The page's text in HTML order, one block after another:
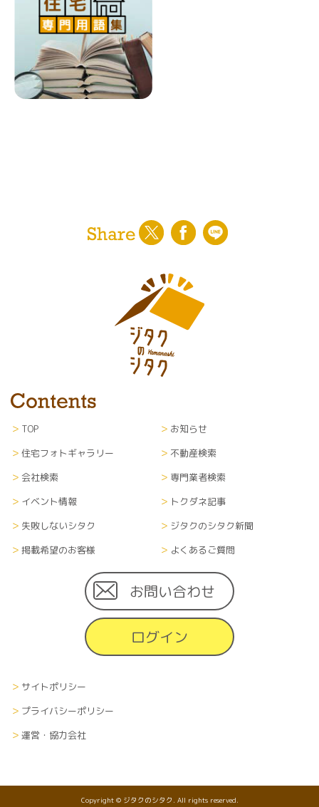
TOP
お知らせ
住宅フォトギャラリー
不動産検索
会社検索
専門業者検索
イベント情報
トクダネ記事
失敗しないシタク
ジタクのシタク新聞
掲載希望のお客様
よくあるご質問
お問い合わせ
ログイン
サイトポリシー
プライバシーポリシー
運営・協力会社
Copyright © ジタクのシタク. All rights reserved.